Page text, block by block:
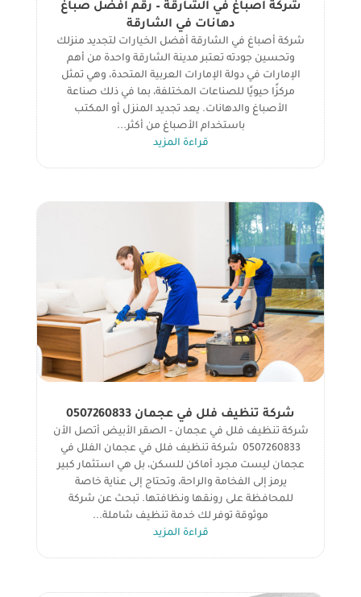
شركة أصباغ في الشارقة – رقم افضل صباغ
دهانات في الشارقة
شركة أصباغ في الشارقة أفضل الخيارات لتجديد منزلك
وتحسين جودته تعتبر مدينة الشارقة واحدة من أهم
الإمارات في دولة الإمارات العربية المتحدة، وهي تمثل
مركزًا حيويًا للصناعات المختلفة، بما في ذلك صناعة
الأصباغ والدهانات. يعد تجديد المنزل أو المكتب
باستخدام الأصباغ من أكثر...
قراءة المزيد
شركة تنظيف فلل في عجمان 0507260833
شركة تنظيف فلل في عجمان - الصقر الأبيض أتصل الأن
0507260833 شركة تنظيف فلل في عجمان الفلل في
عجمان ليست مجرد أماكن للسكن، بل هي استثمار كبير
يرمز إلى الفخامة والراحة، وتحتاج إلى عناية خاصة
للمحافظة على رونقها ونظافتها. تبحث عن شركة
موثوقة توفر لك خدمة تنظيف شاملة...
قراءة المزيد